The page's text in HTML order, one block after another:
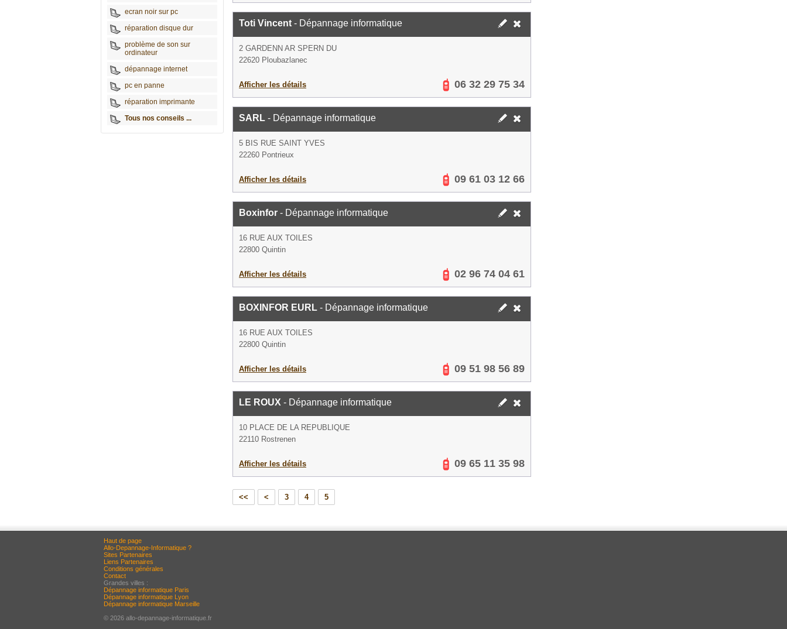
ecran noir sur pc
réparation disque dur
problème de son sur
ordinateur
dépannage internet
pc en panne
réparation imprimante
Tous nos conseils ...
Toti Vincent - Dépannage informatique
2 GARDENN AR SPERN DU
22620 Ploubazlanec
Afficher les détails 06 32 29 75 34
SARL - Dépannage informatique
5 BIS RUE SAINT YVES
22260 Pontrieux
Afficher les détails 09 61 03 12 66
Boxinfor - Dépannage informatique
16 RUE AUX TOILES
22800 Quintin
Afficher les détails 02 96 74 04 61
BOXINFOR EURL - Dépannage informatique
16 RUE AUX TOILES
22800 Quintin
Afficher les détails 09 51 98 56 89
LE ROUX - Dépannage informatique
10 PLACE DE LA REPUBLIQUE
22110 Rostrenen
Afficher les détails 09 65 11 35 98
<< < 3 4 5
Haut de page
Allo-Depannage-Informatique ?
Sites Partenaires
Liens Partenaires
Conditions générales
Contact
Grandes villes :
Dépannage informatique Paris
Dépannage informatique Lyon
Dépannage informatique Marseille
© 2026 allo-depannage-informatique.fr